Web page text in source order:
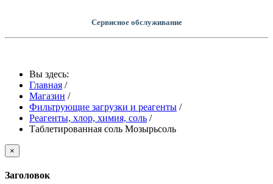
Сервисное обслуживание
Вы здесь:
Главная /
Магазин /
Фильтрующие загрузки и реагенты /
Реагенты, хлор, химия, соль /
Таблетированная соль Мозырьсоль
×
Заголовок